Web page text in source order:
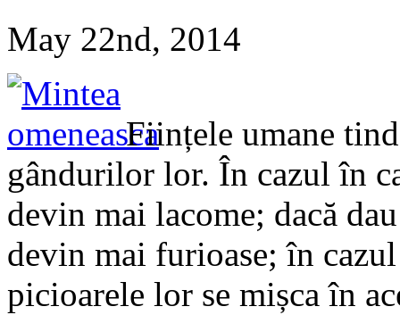
May 22nd, 2014
Ființele umane
gândurilor lor. În cazul în
devin mai lacome; dacă
devin mai furioase; în
picioarele lor se mișca în